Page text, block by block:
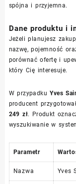
spójna i przyjemna.
Dane produktu i
Jeżeli planujesz
nazwę, pojemność
porównać ofertę i
który Cię interesuje.
W przypadkuYves
producent
249 zł. Produkt
wyszukiwanie w
Parametr
Nazwa Yves